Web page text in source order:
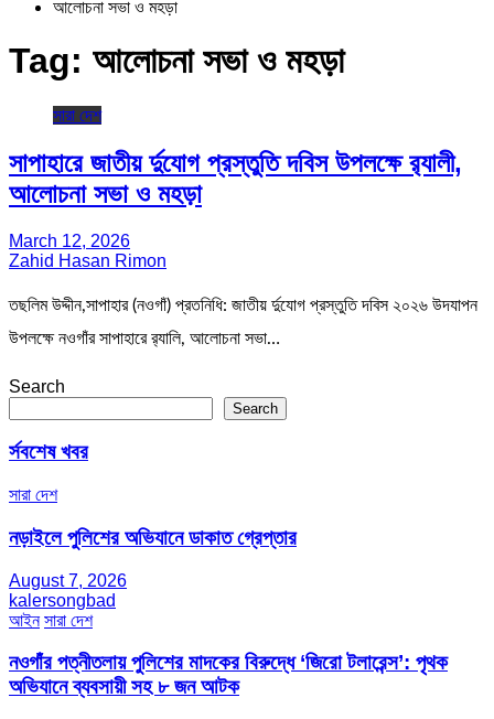
আলোচনা সভা ও মহড়া
Tag: আলোচনা সভা ও মহড়া
সারা দেশ
সাপাহারে জাতীয় র্দুযোগ প্রস্তুতি দবিস উপলক্ষে র‌্যালী,
আলোচনা সভা ও মহড়া
March 12, 2026
Zahid Hasan Rimon
তছলিম উদ্দীন,সাপাহার (নওগাঁ) প্রতনিধি: জাতীয় র্দুযোগ প্রস্তুতি দবিস ২০২৬ উদযাপন
উপলক্ষে নওগাঁর সাপাহারে র‌্যালি, আলোচনা সভা…
Search
Search
র্সবশেষ খবর
সারা দেশ
নড়াইলে পুলিশের অভিযানে ডাকাত গ্রেপ্তার
August 7, 2026
kalersongbad
আইন সারা দেশ
নওগাঁর পত্নীতলায় পুলিশের মাদকের বিরুদ্ধে ‘জিরো টলারেন্স’: পৃথক
অভিযানে ব্যবসায়ী সহ ৮ জন আটক